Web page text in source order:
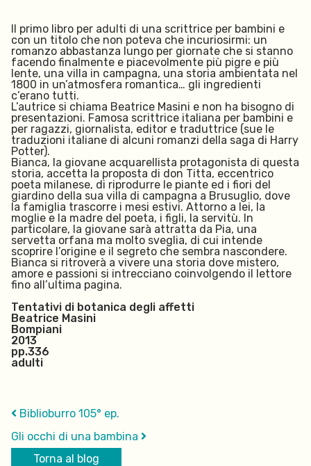
Il primo libro per adulti di una scrittrice per bambini e
con un titolo che non poteva che incuriosirmi: un
romanzo abbastanza lungo per giornate che si stanno
facendo finalmente e piacevolmente più pigre e più
lente, una villa in campagna, una storia ambientata nel
1800 in un’atmosfera romantica… gli ingredienti
c’erano tutti.
L’autrice si chiama Beatrice Masini e non ha bisogno di
presentazioni. Famosa scrittrice italiana per bambini e
per ragazzi, giornalista, editor e traduttrice (sue le
traduzioni italiane di alcuni romanzi della saga di Harry
Potter).
Bianca, la giovane acquarellista protagonista di questa
storia, accetta la proposta di don Titta, eccentrico
poeta milanese, di riprodurre le piante ed i fiori del
giardino della sua villa di campagna a Brusuglio, dove
la famiglia trascorre i mesi estivi. Attorno a lei, la
moglie e la madre del poeta, i figli, la servitù. In
particolare, la giovane sarà attratta da Pia, una
servetta orfana ma molto sveglia, di cui intende
scoprire l’origine e il segreto che sembra nascondere.
Bianca si ritroverà a vivere una storia dove mistero,
amore e passioni si intrecciano coinvolgendo il lettore
fino all’ultima pagina.
Tentativi di botanica degli affetti
Beatrice Masini
Bompiani
2013
pp.336
adulti
Biblioburro 105° ep.
Torna al blog
Gli occhi di una bambina